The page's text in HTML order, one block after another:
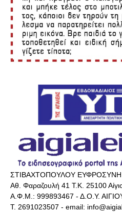
ΣΤΙΒΑΧΤΟΠΟΥΛΟΥ ΕΥΦΡΟΣΥΝΗ
Αθ. Φαραζουλή 41 Τ.Κ. 25100
Α.Φ.Μ.: 999893467 - Δ.Ο.Υ.
Τ. 2691023507 - email: